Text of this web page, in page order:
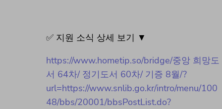
✅ 지원 소식 상세 보기 ▼
https://www.hometip.so/bridge/중앙 희망도
서 64차/ 정기도서 60차/ 기증 8월/?
url=https://www.snlib.go.kr/intro/menu/100
48/bbs/20001/bbsPostList.do?